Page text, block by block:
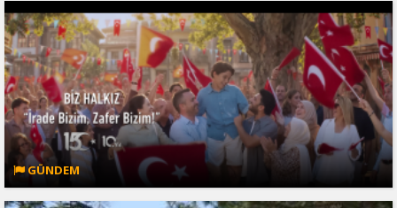
GÜNDEM